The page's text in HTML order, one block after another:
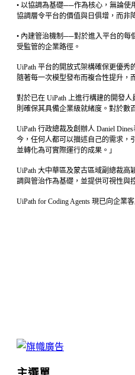
• 以協調為基礎──作為核心，無論使
協調層令平台的價值與日俱增，而非
• 內建管治機制──對於進入平台的每
受監管的企業路徑。
UiPath 平台的開放式架構確保更優
隨著每一次模型發布而複合性提升，
對於已在 UiPath 上進行構建的開發
則確保其具備企業級就緒度。對於數
UiPath 行政總裁及創辦人 Daniel
今，任何人都可以描述自己的需求，
並轉化為可實際運行的成果。」
UiPath 大中華區及蒙古區域副總裁
調與管治作為基礎，並提供可視性與
UiPath for Coding Agents 現已向企業